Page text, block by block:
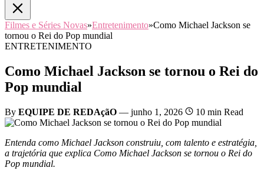
Filmes e Séries Novas»Entretenimento»Como Michael Jackson se
tornou o Rei do Pop mundial
ENTRETENIMENTO
Como Michael Jackson se tornou o Rei do
Pop mundial
By EQUIPE DE REDAçãO — junho 1, 2026 10 min Read
Entenda como Michael Jackson construiu, com talento e estratégia,
a trajetória que explica Como Michael Jackson se tornou o Rei do
Pop mundial.